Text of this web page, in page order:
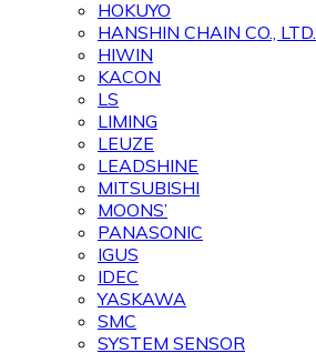
HOKUYO
HANSHIN CHAIN CO., LTD.
HIWIN
KACON
LS
LIMING
LEUZE
LEADSHINE
MITSUBISHI
MOONS’
PANASONIC
IGUS
IDEC
YASKAWA
SMC
SYSTEM SENSOR